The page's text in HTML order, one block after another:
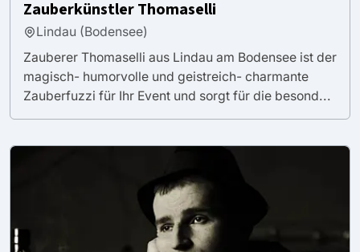
Zauberkünstler Thomaselli
Lindau (Bodensee)
Zauberer Thomaselli aus Lindau am Bodensee ist der
magisch- humorvolle und geistreich- charmante
Zauberfuzzi für Ihr Event und sorgt für die besond...